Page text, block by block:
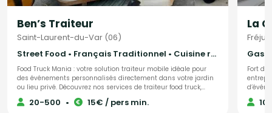
Ben’s Traiteur
Saint-Laurent-du-Var (06)
Street Food • Français Traditionnel • Cuisine régionale
Food Truck Mania : votre solution traiteur mobile idéale pour
des événements personnalisés directement dans votre jardin
ou lieu privé. Découvrez nos services de traiteur food truck,
offrant des repas et devis sur mesure pour un événement
original et mémorable. Consultez nous pour toutes les
20-500 • 15€ / pers min.
La
Fort de
de